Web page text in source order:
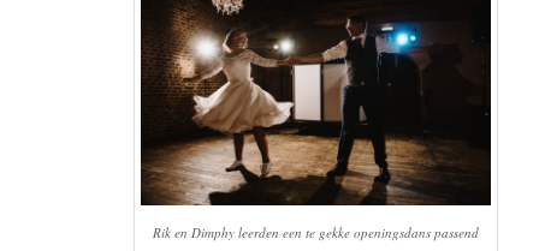
Rik en Dimphy leerden een te gekke openingsdans passend